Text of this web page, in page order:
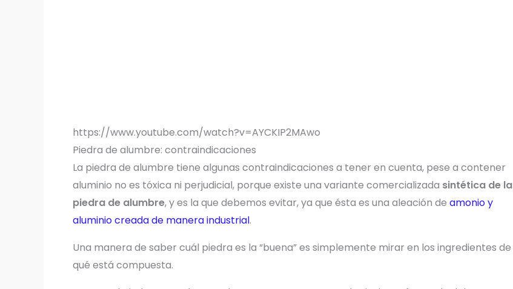
https://www.youtube.com/watch?v=AYCKIP2MAwo
Piedra de alumbre: contraindicaciones
La piedra de alumbre tiene algunas contraindicaciones a tener en cuenta, pese a contener
aluminio no es tóxica ni perjudicial, porque existe una variante comercializada sintética de la
piedra de alumbre, y es la que debemos evitar, ya que ésta es una aleación de amonio y
aluminio creada de manera industrial.
Una manera de saber cuál piedra es la “buena” es simplemente mirar en los ingredientes de
qué está compuesta.